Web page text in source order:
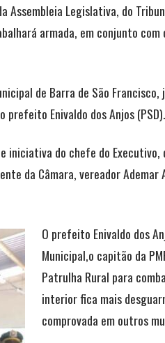
Assembleia Legislativa, do
armada, em conjunto com
de Barra de São
Enivaldo dos Anjos (PSD).
iniciativa do chefe do Executivo,
da Câmara, vereador Ademar
O prefeito Enivaldo dos
Municipal,o capitão da
Patrulha Rural para
interior fica mais
comprovada em outros